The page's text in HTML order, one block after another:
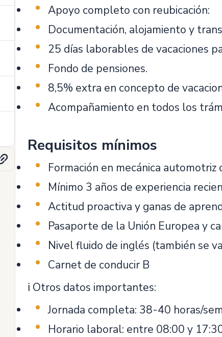
Apoyo completo con reubicación:
Documentación, alojamiento y
25 días laborables de vacaciones
Fondo de pensiones.
8,5% extra en concepto de
Acompañamiento en todos los
Requisitos mínimos
Formación en mecánica automotriz
Mínimo 3 años de experiencia
Actitud proactiva y ganas de
Pasaporte de la Unión Europea y
Nivel fluido de inglés (también se
Carnet de conducir B
ℹ️ Otros datos importantes:
Jornada completa: 38-40 horas/
Horario laboral: entre 08:00 y